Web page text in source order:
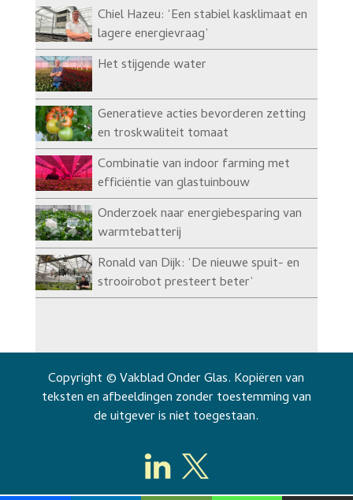
Chiel Hazeu: ‘Een stabiel kasklimaat en
lagere energievraag’
Het stijgende water
Generatieve acties bevorderen zetting
en troskwaliteit tomaat
Combinatie van indoor farming met
efficiëntie van glastuinbouw
Onderzoek naar energiebesparing van
warmtebatterij
Ronald van Dijk: ‘De nieuwe spuit- en
strooirobot presteert beter’
Copyright © Vakblad Onder Glas. Kopiëren van
teksten en afbeeldingen zonder toestemming van
de uitgever is niet toegestaan.